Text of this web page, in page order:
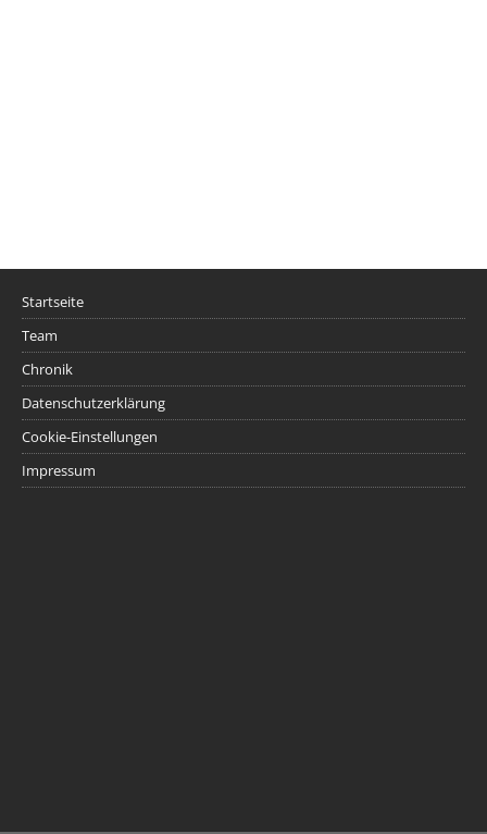
Startseite
Team
Chronik
Datenschutzerklärung
Cookie-Einstellungen
Impressum